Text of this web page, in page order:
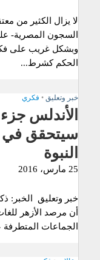
لا يزال الكثير من
السجون المصرية-
وبشكل غريب على
الحكم كشرط...
خبر وتعليق • فكري
الأندلس
سيتحقق في
النبوة
25 مارس، 2016
أن مرصد الأزهر
الجماعات المتطرفة